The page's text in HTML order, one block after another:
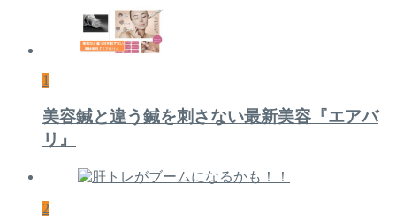
1
美容鍼と違う鍼を刺さない最新美容『エアバ
リ』
2